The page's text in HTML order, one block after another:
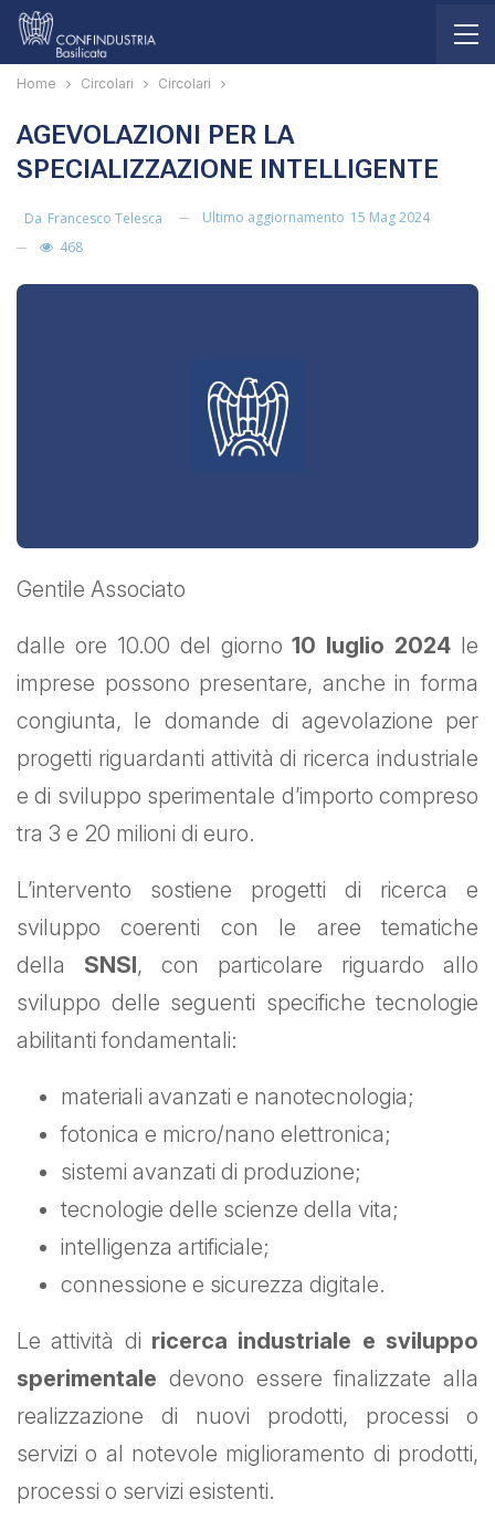
Home Circolari Circolari
AGEVOLAZIONI PER LA
SPECIALIZZAZIONE INTELLIGENTE
Da Francesco Telesca Ultimo aggiornamento 15 Mag 2024
468
Gentile Associato
dalle ore 10.00 del giorno10 luglio 2024 le
imprese possono presentare, anche in forma
congiunta, le domande di agevolazione per
progetti riguardanti attività di ricerca industriale
e di sviluppo sperimentale d’importo compreso
tra 3 e 20 milioni di euro.
L’intervento sostiene progetti di ricerca e
sviluppo coerenti con le aree tematiche
della SNSI , con particolare riguardo allo
sviluppo delle seguenti specifiche tecnologie
abilitanti fondamentali:
materiali avanzati e nanotecnologia;
fotonica e micro/nano elettronica;
sistemi avanzati di produzione;
tecnologie delle scienze della vita;
intelligenza artificiale;
connessione e sicurezza digitale.
Le attività di ricerca industriale e sviluppo
sperimentale devono essere finalizzate alla
realizzazione di nuovi prodotti, processi o
servizi o al notevole miglioramento di prodotti,
processi o servizi esistenti.